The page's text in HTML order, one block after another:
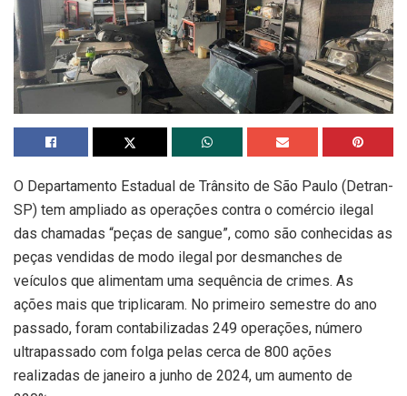
O Departamento Estadual de Trânsito de São Paulo (Detran-
SP) tem ampliado as operações contra o comércio ilegal
das chamadas “peças de sangue”, como são conhecidas as
peças vendidas de modo ilegal por desmanches de
veículos que alimentam uma sequência de crimes. As
ações mais que triplicaram. No primeiro semestre do ano
passado, foram contabilizadas 249 operações, número
ultrapassado com folga pelas cerca de 800 ações
realizadas de janeiro a junho de 2024, um aumento de